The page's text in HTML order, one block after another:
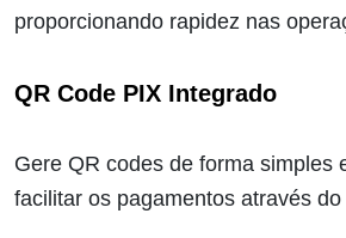
proporcionando rapidez nas
QR Code PIX Integrado
Gere QR codes de forma simples
facilitar os pagamentos através do